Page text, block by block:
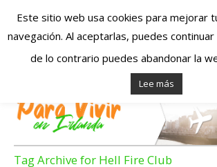
Españoles
Irlanda –
Irlanda –
Tag Archive for Hell Fire Club
Este sitio web usa cookies para mejorar
navegación. Al aceptarlas, puedes continuar
de lo contrario puedes abandonar la
Lee más